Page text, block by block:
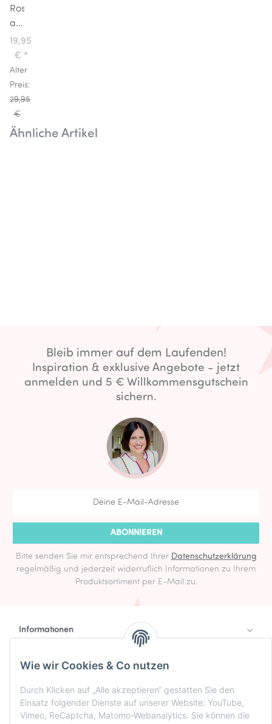
Wie wir Cookies & Co nutzen
Durch Klicken auf „Alle akzeptieren“ gestatten Sie den
Einsatz folgender Dienste auf unserer Website: YouTube,
Vimeo, ReCaptcha, Matomo-Webanalytics. Sie können die
Rose
and
Romeo
Kinderverkleidung
Elfenkostüm
Kleid
Laura
19,95
€ *
Alter
Preis:
29,95
€
Ähnliche Artikel
Bleib immer auf dem Laufenden!
Inspiration & exklusive Angebote - jetzt
anmelden und 5 € Willkommensgutschein
sichern.
ABONNIEREN
Bitte senden Sie mir entsprechend Ihrer Datenschutzerklärung
regelmäßig und jederzeit widerruflich Informationen zu Ihrem
Produktsortiment per E-Mail zu.
Informationen
Zahlung & Versand